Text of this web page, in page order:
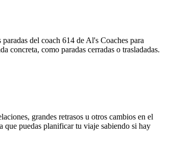
del coach 614 de Al's Coaches para
concreta, como paradas cerradas o trasladadas.
grandes retrasos u otros cambios en el
que puedas planificar tu viaje sabiendo si hay